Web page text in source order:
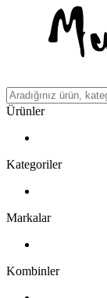
Ürünler
Kategoriler
Markalar
Kombinler